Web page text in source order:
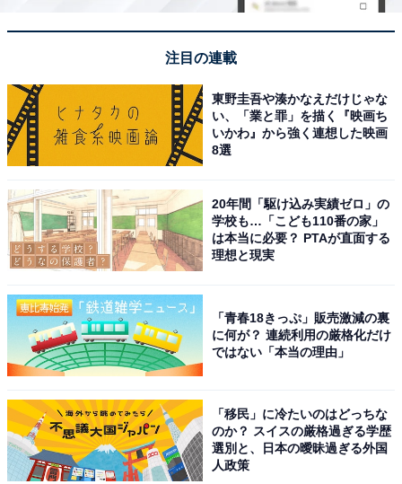
注目の連載
東野圭吾や湊かなえだけじゃな
い、「業と罪」を描く『映画ち
いかわ』から強く連想した映画
8選
20年間「駆け込み実績ゼロ」の
学校も…「こども110番の家」
は本当に必要？ PTAが直面する
理想と現実
「青春18きっぷ」販売激減の裏
に何が？ 連続利用の厳格化だけ
ではない「本当の理由」
「移民」に冷たいのはどっちな
のか？ スイスの厳格過ぎる学歴
選別と、日本の曖昧過ぎる外国
人政策